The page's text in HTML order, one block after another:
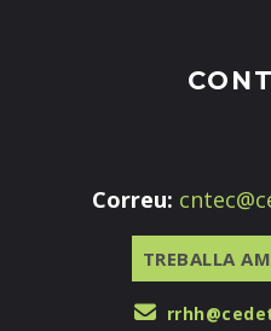
Correu:
TREBALLA